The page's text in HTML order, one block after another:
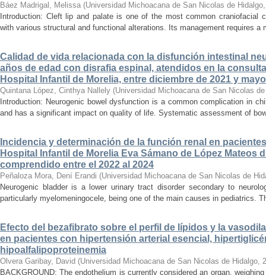
Báez Madrigal, Melissa (Universidad Michoacana de San Nicolas de Hidalgo
Introduction: Cleft lip and palate is one of the most common craniofacial
with various structural and functional alterations. Its management requires a
Calidad de vida relacionada con la disfunción intestinal
años de edad con disrafia espinal, atendidos en la
Hospital Infantil de Morelia, entre diciembre de 2021 y
Quintana López, Cinthya Nallely (Universidad Michoacana de San Nicolas
Introduction: Neurogenic bowel dysfunction is a common complication in
and has a significant impact on quality of life. Systematic assessment of
Incidencia y determinación de la función renal en
Hospital Infantil de Morelia Eva Sámano de López Mateos
comprendido entre el 2022 al 2024
Peñaloza Mora, Dení Erandi (Universidad Michoacana de San Nicolas de
Neurogenic bladder is a lower urinary tract disorder secondary to
particularly myelomeningocele, being one of the main causes in pediatrics.
Efecto del bezafibrato sobre el perfil de lípidos y la
en pacientes con hipertensión arterial esencial,
hipoalfalipoproteinemia
Olvera Garibay, David (Universidad Michoacana de San Nicolas de Hidalgo,
BACKGROUND: The endothelium is currently considered an organ,